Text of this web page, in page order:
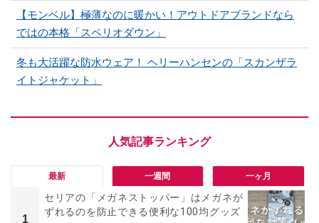
【モンベル】極薄なのに暖かい！アウトドアブランドなら
ではの本格「スペリオダウン」
冬も大活躍な防水ウェア！ ヘリーハンセンの「スカンザラ
イトジャケット」
最新 一週間 一ヶ月
1
セリアの「メガネストッパー」はメガネが
ずれるのを防止できる便利な100均グッズ